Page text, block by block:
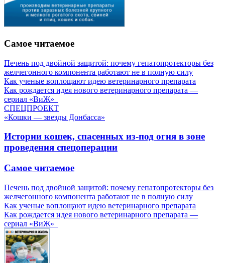
Самое читаемое
Печень под двойной защитой: почему гепатопротекторы без
желчегонного компонента работают не в полную силу
Как ученые воплощают идею ветеринарного препарата
Как рождается идея нового ветеринарного препарата —
сериал «ВиЖ»
СПЕЦПРОЕКТ
«Кошки — звезды Донбасса»
Истории кошек, спасенных из-под огня в зоне
проведения спецоперации
Самое читаемое
Печень под двойной защитой: почему гепатопротекторы без
желчегонного компонента работают не в полную силу
Как ученые воплощают идею ветеринарного препарата
Как рождается идея нового ветеринарного препарата —
сериал «ВиЖ»